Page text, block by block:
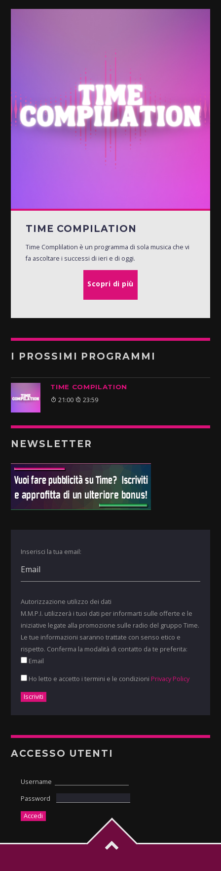
TIME COMPILATION
Time Complilation è un programma di sola musica che vi
fa ascoltare i successi di ieri e di oggi.
Scopri di più
I PROSSIMI PROGRAMMI
TIME COMPILATION
21:00 23:59
NEWSLETTER
Inserisci la tua email:
Autorizzazione utilizzo dei dati
M.M.P.I. utilizzerà i tuoi dati per informarti sulle offerte e le
iniziative legate alla promozione sulle radio del gruppo Time.
Le tue informazioni saranno trattate con senso etico e
rispetto. Conferma la modalità di contatto da te preferita:
Email
Ho letto e accetto i termini e le condizioni Privacy Policy
ACCESSO UTENTI
Username
Password